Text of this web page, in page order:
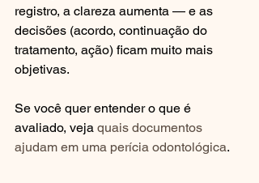
registro, a clareza aumenta — e as
decisões (acordo, continuação do
tratamento, ação) ficam muito mais
objetivas.
Se você quer entender o que é
avaliado, veja quais documentos
ajudam em uma perícia odontológica.